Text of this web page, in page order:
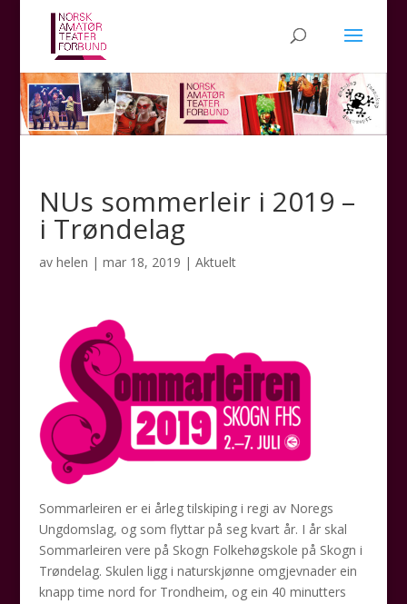
NUs sommerleir i 2019 –
i Trøndelag
av helen | mar 18, 2019 | Aktuelt
Sommarleiren er ei årleg tilskiping i regi av Noregs
Ungdomslag, og som flyttar på seg kvart år. I år skal
Sommarleiren vere på Skogn Folkehøgskole på Skogn i
Trøndelag. Skulen ligg i naturskjønne omgjevnader ein
knapp time nord for Trondheim, og ein 40 minutters